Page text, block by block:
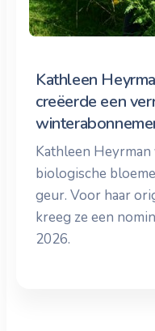
Kathleen
creëerde een
Kathleen
biologische
geur. Voor haar
kreeg ze een
2026.